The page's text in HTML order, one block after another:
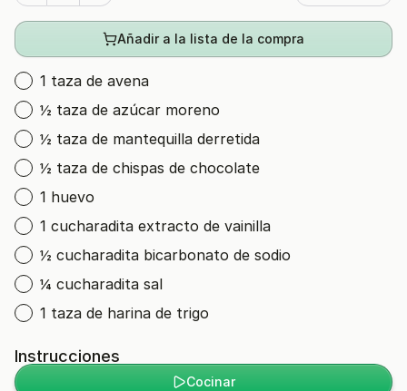
Añadir a la lista de la compra
1 taza de avena
½ taza de azúcar moreno
½ taza de mantequilla derretida
½ taza de chispas de chocolate
1 huevo
1 cucharadita extracto de vainilla
½ cucharadita bicarbonato de sodio
¼ cucharadita sal
1 taza de harina de trigo
Instrucciones
Cocinar